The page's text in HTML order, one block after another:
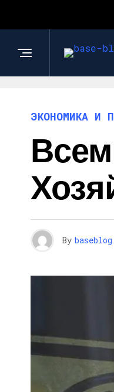
ЭКОНОМИКА И
By baseblog